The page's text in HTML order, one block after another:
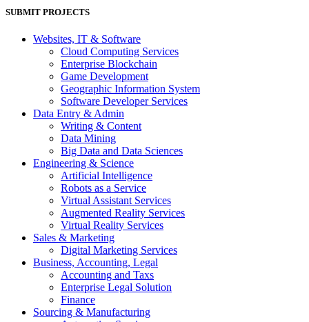
SUBMIT PROJECTS
Websites, IT & Software
Cloud Computing Services
Enterprise Blockchain
Game Development
Geographic Information System
Software Developer Services
Data Entry & Admin
Writing & Content
Data Mining
Big Data and Data Sciences
Engineering & Science
Artificial Intelligence
Robots as a Service
Virtual Assistant Services
Augmented Reality Services
Virtual Reality Services
Sales & Marketing
Digital Marketing Services
Business, Accounting, Legal
Accounting and Taxs
Enterprise Legal Solution
Finance
Sourcing & Manufacturing